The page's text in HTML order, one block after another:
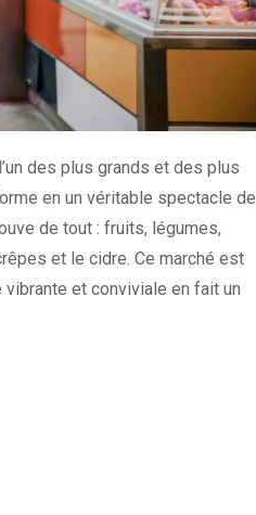
des plus grands et des plus
en un véritable spectacle de
de tout : fruits, légumes,
et le cidre. Ce marché est
et conviviale en fait un